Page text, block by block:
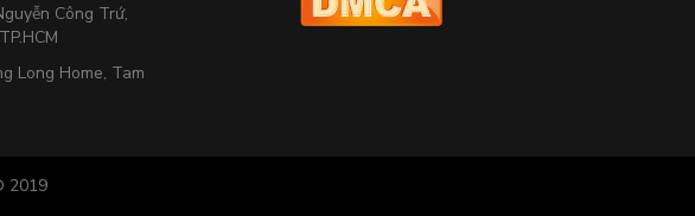
Công Trứ,
Long Home, Tam
2019